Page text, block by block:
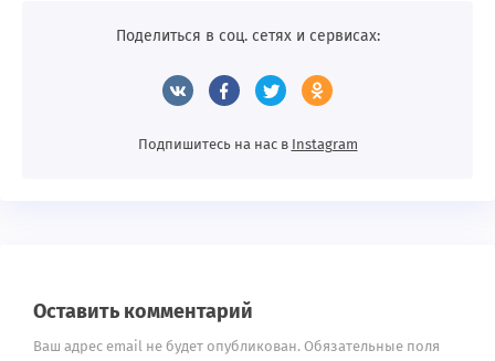
Поделиться в соц. сетях и сервисах:
Подпишитесь на нас в Instagram
Оставить комментарий
Ваш адрес email не будет опубликован. Обязательные поля